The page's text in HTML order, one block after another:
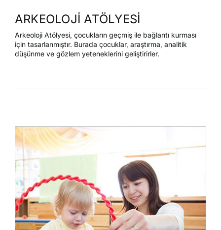
ARKEOLOJİ ATÖLYESİ
Arkeoloji Atölyesi, çocukların geçmiş ile bağlantı kurması
için tasarlanmıştır. Burada çocuklar, araştırma, analitik
düşünme ve gözlem yeteneklerini geliştirirler.